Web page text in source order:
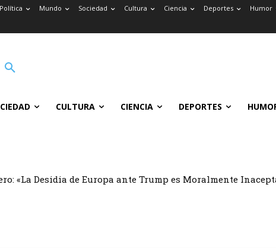
Política Mundo Sociedad Cultura Ciencia Deportes Humor
CULTURA CIENCIA DEPORTES
«La Desidia de Europa ante Trump es Moralmente